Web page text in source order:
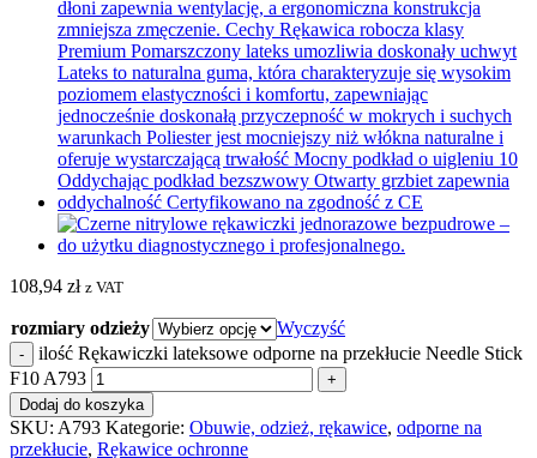
108,94 zł z VAT
rozmiary odzieży
Wyczyść
ilość Rękawiczki lateksowe odporne na przekłucie Needle Stick
F10 A793
Dodaj do koszyka
SKU: A793 Kategorie: Obuwie, odzież, rękawice, odporne na
przekłucie, Rękawice ochronne